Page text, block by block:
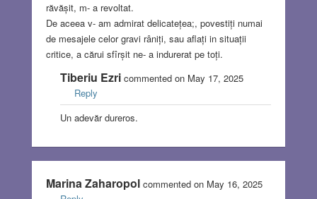
răvășit, m- a revoltat.
De aceea v- am admirat delicatețea;, povestiți numai
de mesajele celor gravi râniți, sau aflați in situații
critice, a cărui sfîrșit ne- a indurerat pe toți.
Tiberiu Ezricommented on May 17, 2025
Reply
Un adevăr dureros.
Marina Zaharopol commented on May 16, 2025